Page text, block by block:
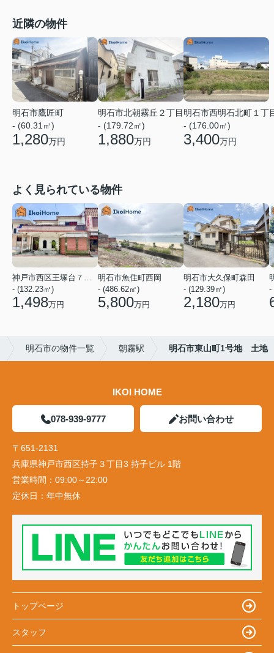
近隣の物件
明石市鷹匠町
- (60.31㎡)
1,280万円
明石市北朝霧丘２丁目
- (179.72㎡)
1,880万円
明石市西明石北町１丁
- (176.00㎡)
3,400万円
よく見られている物件
神戸市西区王塚台７丁目
- (132.23㎡)
1,498万円
明石市魚住町西岡
- (486.62㎡)
5,800万円
明石市大久保町森田
- (129.39㎡)
2,180万円
-
明石市の物件一覧 朝霧駅 明石市東山町1号地 土地
IKOI HOME
078-939-9777 お問い合わせ
〒651-2131
兵庫県神戸市西区持子３丁目3 持子ビル 1階
営業時間： 09:00～22:00
定休日： 年中無休
トップページ
スタッフ